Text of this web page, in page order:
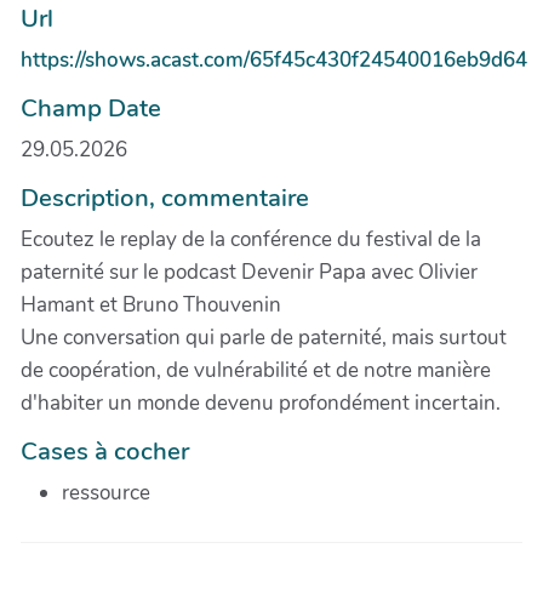
Url
https://shows.acast.com/65f45c430f24540016eb9d64
Champ Date
29.05.2026
Description, commentaire
Ecoutez le replay de la conférence du festival de la
paternité sur le podcast Devenir Papa avec Olivier
Hamant et Bruno Thouvenin
Une conversation qui parle de paternité, mais surtout
de coopération, de vulnérabilité et de notre manière
d'habiter un monde devenu profondément incertain.
Cases à cocher
ressource